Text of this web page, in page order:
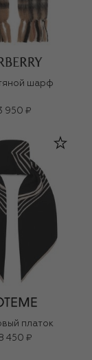
шарф
950 ₽
платок
450 ₽